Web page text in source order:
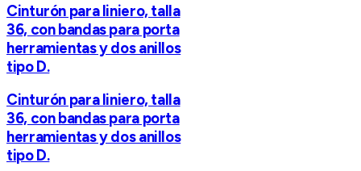
Cinturón para liniero, talla
36, con bandas para porta
herramientas y dos anillos
tipo D.
Cinturón para liniero, talla
36, con bandas para porta
herramientas y dos anillos
tipo D.